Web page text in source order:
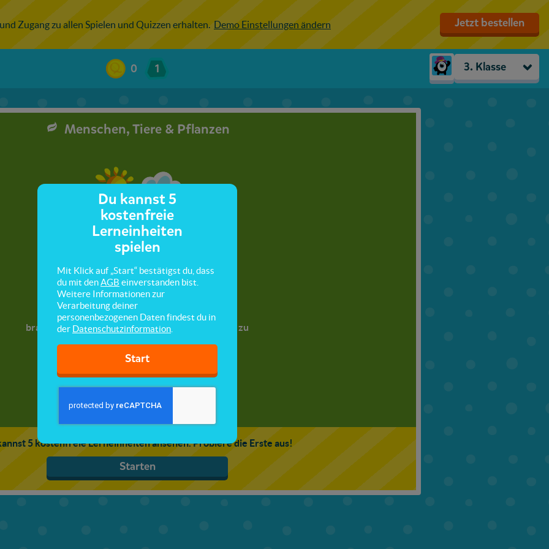
Zugang zu allen Spielen und Quizzen erhalten. Demo Einstellungen ändern Jetzt bestellen
0 1 3. Klasse
Menschen, Tiere & Pflanzen
Bedürfnisse von Pflanzen
Hier lernst du, was eine Pflanze zum Wachsen
braucht und unter welchen Bedingungen sie erst zu
5 kostenfreie Lerneinheiten ansehen. Probiere die Erste aus!
Starten
Du kannst 5
kostenfreie
Lerneinheiten
spielen
Mit Klick auf „Start“ bestätigst du, dass
du mit denAGB einverstanden bist.
Weitere Informationen zur
Verarbeitung deiner
personenbezogenen Daten findest du in
der Datenschutzinformation
Start